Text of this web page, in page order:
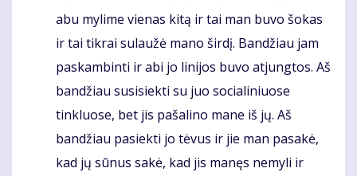
abu mylime vienas kitą ir tai man buvo šokas
ir tai tikrai sulaužė mano širdį. Bandžiau jam
paskambinti ir abi jo linijos buvo atjungtos. Aš
bandžiau susisiekti su juo socialiniuose
tinkluose, bet jis pašalino mane iš jų. Aš
bandžiau pasiekti jo tėvus ir jie man pasakė,
kad jų sūnus sakė, kad jis manęs nemyli ir